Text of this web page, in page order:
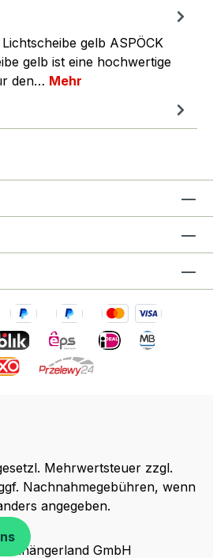
gelb ASPÖCK
gelb ist eine hochwertige
den… Mehr
Mehrwertsteuer zzgl.
Nachnahmegebühren, wenn
angegeben.
Anhängerland GmbH